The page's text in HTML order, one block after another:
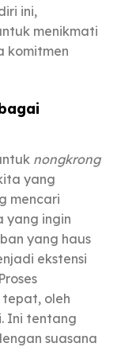
ini,
menikmati
komitmen
nongkrong
yang
mencari
yang ingin
yang haus
ekstensi
oleh
Ini tentang
suasana